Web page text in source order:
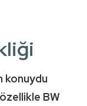
konuydu
BW